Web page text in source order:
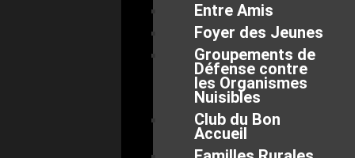
Entre Amis
Foyer des Jeunes
Groupements de
Défense contre
les Organismes
Nuisibles
Club du Bon
Accueil